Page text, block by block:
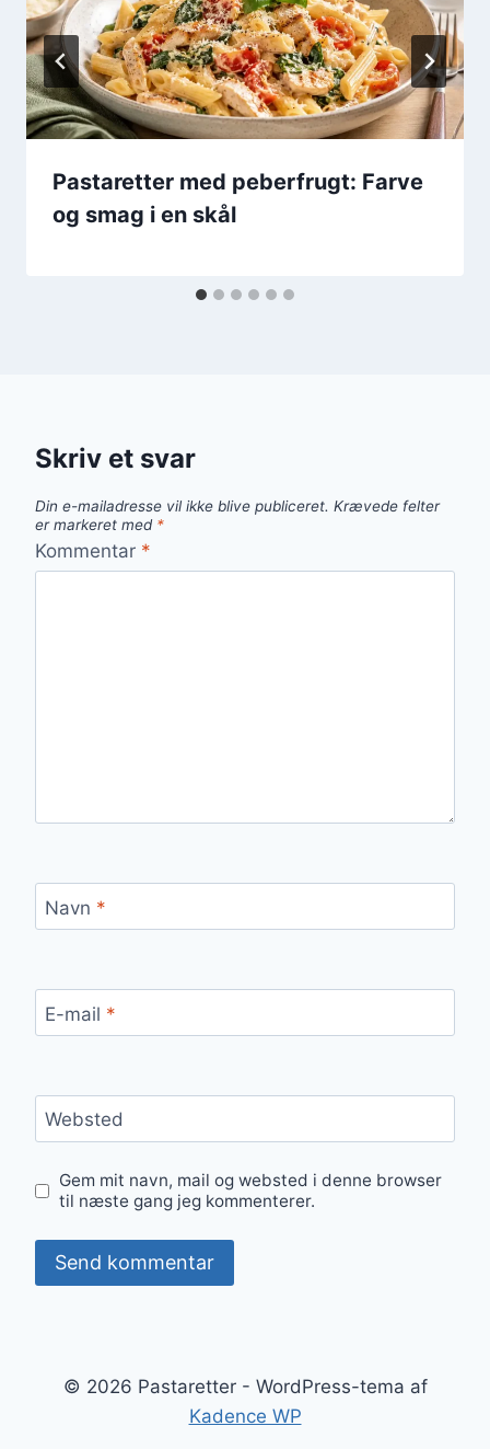
Pastaretter med peberfrugt: Farve
og smag i en skål
Skriv et svar
Din e-mailadresse vil ikke blive publiceret. Krævede felter
er markeret med *
Kommentar *
Navn *
E-mail *
Websted
Gem mit navn, mail og websted i denne browser
til næste gang jeg kommenterer.
© 2026 Pastaretter - WordPress-tema af
Kadence WP